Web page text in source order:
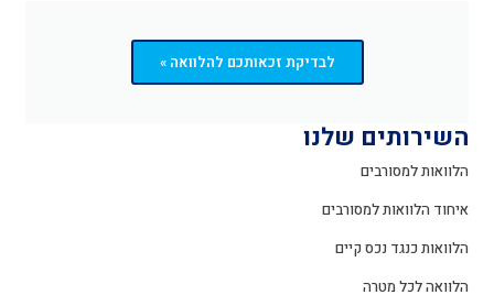
לבדיקת זכאותכם להלוואה »
השירותים שלנו
הלוואות למסורבים
איחוד הלוואות למסורבים
הלוואות כנגד נכס קיים
הלוואה לכל מטרה